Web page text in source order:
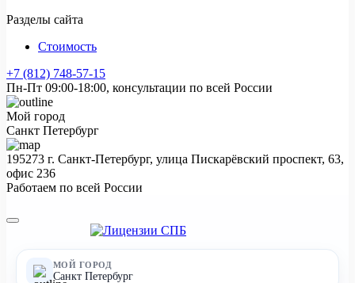
Разделы сайта
Стоимость
+7 (812) 748-57-15
Пн-Пт 09:00-18:00, консультации по всей России
Мой город
Санкт Петербург
195273 г. Санкт-Петербург, улица Пискарёвский проспект, 63,
офис 236
Работаем по всей России
МОЙ ГОРОД
Санкт Петербург